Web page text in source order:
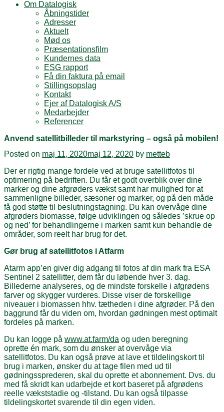
Om Datalogisk
Åbningstider
Adresser
Aktuelt
Mød os
Præsentationsfilm
Kundernes data
ESG rapport
Få din faktura på email
Stillingsopslag
Kontakt
Ejer af Datalogisk A/S
Medarbejder
Referencer
Anvend satellitbilleder til markstyring – også på mobilen!
Posted on maj 11, 2020maj 12, 2020 by metteb
Der er rigtig mange fordele ved at bruge satellitfotos til
optimering på bedriften. Du får et godt overblik over dine
marker og dine afgrøders vækst samt har mulighed for at
sammenligne billeder, sæsoner og marker, og på den måde
få god støtte til beslutningstagning. Du kan overvåge dine
afgrøders biomasse, følge udviklingen og således ’skrue op
og ned’ for behandlingerne i marken samt kun behandle de
områder, som reelt har brug for det.
Gør brug af satellitfotos i Atfarm
Atarm app’en giver dig adgang til fotos af din mark fra ESA
Sentinel 2 satellitter, dem får du løbende hver 3. dag.
Billederne analyseres, og de mindste forskelle i afgrødens
farver og skygger vurderes. Disse viser de forskellige
niveauer i biomassen hhv. tætheden i dine afgrøder. På den
baggrund får du viden om, hvordan gødningen mest optimalt
fordeles på marken.
Du kan logge på www.at.farm/da og uden beregning
oprette én mark, som du ønsker at overvåge via
satellitfotos. Du kan også prøve at lave et tildelingskort til
brug i marken, ønsker du at tage filen med ud til
gødningssprederen, skal du oprette et abonnement. Dvs. du
med få skridt kan udarbejde et kort baseret på afgrødens
reelle vækststadie og -tilstand. Du kan også tilpasse
tildelingskortet svarende til din egen viden.